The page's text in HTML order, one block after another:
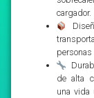
cargador.
de alta
una vida